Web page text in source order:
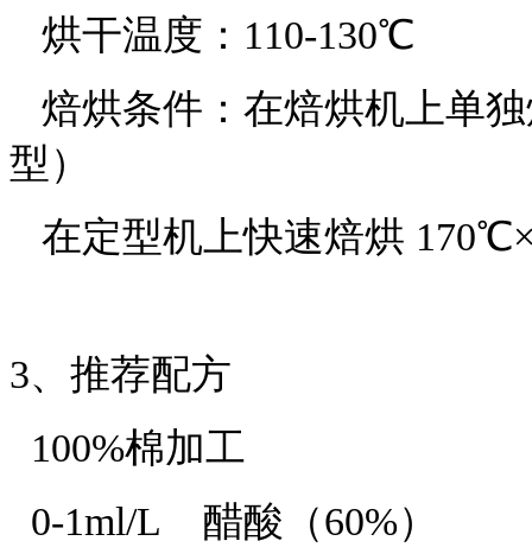
烘干温度： 110-130℃
焙烘条件：在焙烘机上单
型）
在定型机上快速焙烘
3、 推荐配方
100%棉加工
0-1ml/L 醋酸（60%）